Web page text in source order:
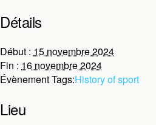
Détails
Début : 15 novembre 2024
Fin : 16 novembre 2024
Évènement Tags:History of sport
Lieu